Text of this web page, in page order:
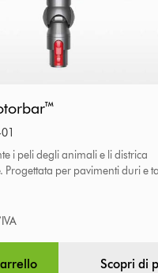
i peli degli animali e li districa
Progettata per pavimenti duri e
Scopri di